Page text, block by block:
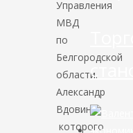
Управления
МВД
по
Белгородской
области.
Александр
Вдовин,
которого